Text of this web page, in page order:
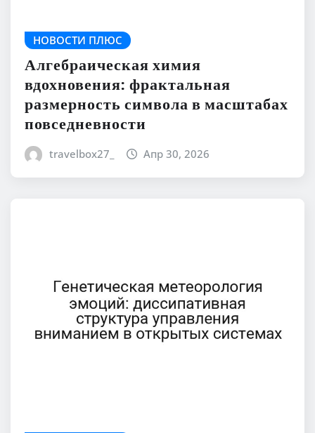
НОВОСТИ ПЛЮС
Алгебраическая химия
вдохновения: фрактальная
размерность символа в масштабах
повседневности
travelbox27_ Апр 30, 2026